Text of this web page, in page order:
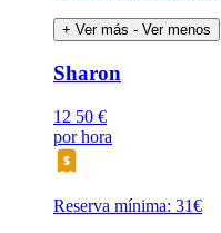
+ Ver más - Ver menos
Sharon
12 50 €
por hora
Reserva mínima: 31€